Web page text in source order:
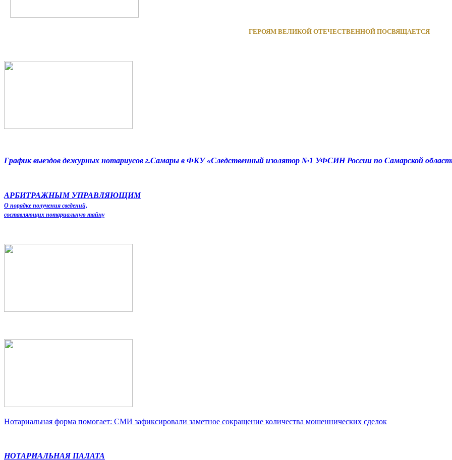
ГЕРОЯМ ВЕЛИКОЙ ОТЕЧЕСТВЕННОЙ ПОСВЯЩАЕТСЯ
График выездов дежурных нотариусов г.Самары в ФКУ «Следственный изолятор №1 УФСИН России по Самарской
АРБИТРАЖНЫМ УПРАВЛЯЮЩИМ
О порядке получения сведений,
составляющих нотариальную тайну
Нотариальная форма помогает: СМИ зафиксировали заметное сокращение количества мошеннических сделок
НОТАРИАЛЬНАЯ ПАЛАТА